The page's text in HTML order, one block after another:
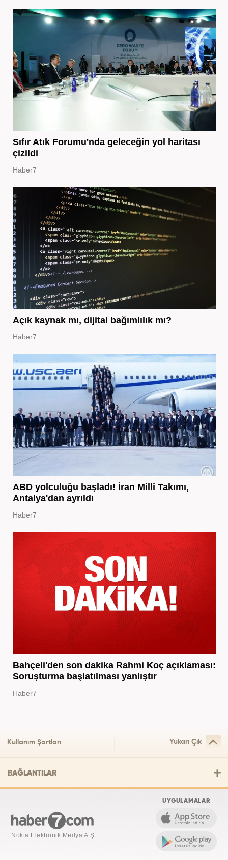
Sıfır Atık Forumu'nda geleceğin yol haritası
çizildi
Haber7
Açık kaynak mı, dijital bağımlılık mı?
Haber7
ABD yolculuğu başladı! İran Milli Takımı,
Antalya'dan ayrıldı
Haber7
Bahçeli'den son dakika Rahmi Koç açıklaması:
Soruşturma başlatılması yanlıştır
Haber7
Kullanım Şartları Yukarı Çık
BAĞLANTILAR
Nokta Elektronik Medya A.Ş.
UYGULAMALAR